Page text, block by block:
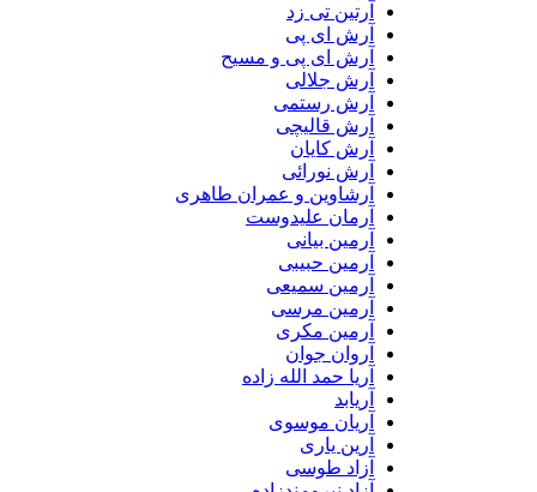
آرتین تی زد
آرش ای پی
آرش ای پی و مسیح
آرش جلالی
آرش رستمی
آرش قالیچی
آرش کایان
آرش نورائی
آرشاوین و عمران طاهری
آرمان علیدوست
آرمین بیانی
آرمین حبیبی
آرمین سمیعی
آرمین مرسی
آرمین مکری
آروان جوان
آریا حمد الله زاده
آریابد
آریان موسوی
آرین یاری
آزاد طوسی